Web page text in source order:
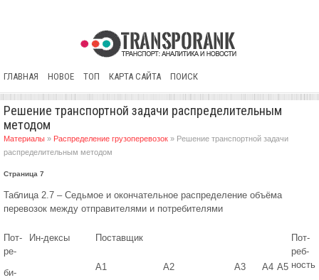
ГЛАВНАЯ НОВОЕ ТОП КАРТА САЙТА ПОИСК
Решение транспортной задачи распределительным
методом
Материалы » Распределение грузоперевозок » Решение транспортной задачи
распределительным методом
Страница 7
Таблица 2.7 – Седьмое и окончательное распределение объёма
перевозок между отправителями и потребителями
Пот-
ре-
би-
Ин-дексы Поставщик
Пот-
реб-
ность
A1 A2 A3 A4 A5